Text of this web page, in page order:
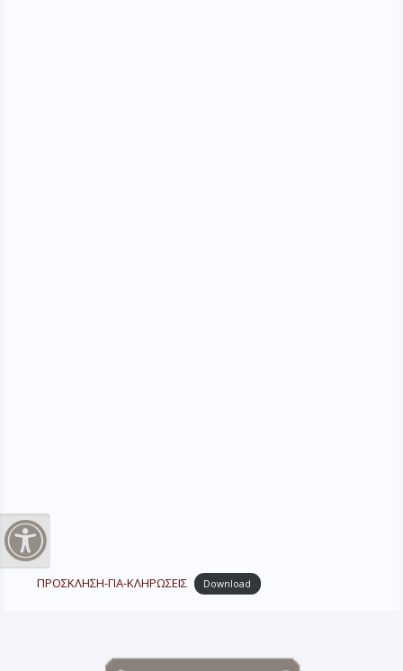
Εναλλαγή Υψηλής Αντίθεσης
ΠΡΟΣΚΛΗΣΗ-ΓΙΑ-ΚΛΗΡΩΣΕΙΣ Download